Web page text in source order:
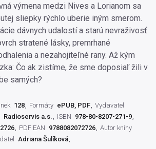
výmena medzi Nives a Lorianom sa
sliepky rýchlo uberie iným smerom.
dávnych udalostí a starú nevraživosť
stratené lásky, premrhané
a nezahojiteľné rany. Až kým
Čo ak zistíme, že sme doposiaľ žili v
samých?
128 Formáty ePUB, PDF Vydavatel
Radioservis a.s. ISBN 978-80-8207-271-9
PDF EAN 9788082072726 Autor knihy
Adriana Šulíková